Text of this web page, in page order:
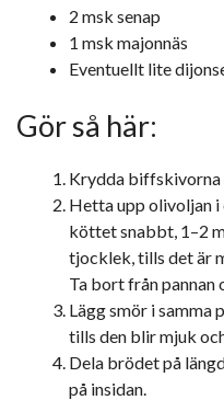
2 msk senap
1 msk majonnäs
Eventuellt lite
Gör så här:
Krydda biffskivorna
Hetta upp olivoljan i
köttet snabbt, 1–2
tjocklek, tills det är
Ta bort från pannan
Lägg smör i samma
tills den blir mjuk
Dela brödet på
på insidan.